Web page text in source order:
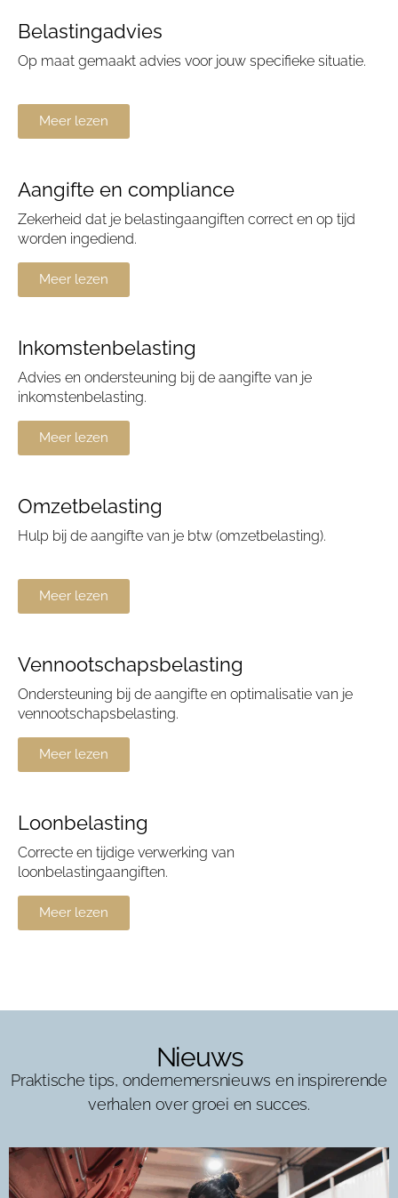
Belastingadvies
Op maat gemaakt advies voor jouw specifieke situatie.
Meer lezen
Aangifte en compliance
Zekerheid dat je belastingaangiften correct en op tijd
worden ingediend.
Meer lezen
Inkomstenbelasting
Advies en ondersteuning bij de aangifte van je
inkomstenbelasting.
Meer lezen
Omzetbelasting
Hulp bij de aangifte van je btw (omzetbelasting).
Meer lezen
Vennootschapsbelasting
Ondersteuning bij de aangifte en optimalisatie van je
vennootschapsbelasting.
Meer lezen
Loonbelasting
Correcte en tijdige verwerking van
loonbelastingaangiften.
Meer lezen
Nieuws
Praktische tips, ondernemersnieuws en inspirerende
verhalen over groei en succes.